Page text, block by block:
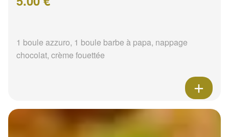
1 boule azzuro, 1 boule barbe à papa, nappage
chocolat, crème fouettée